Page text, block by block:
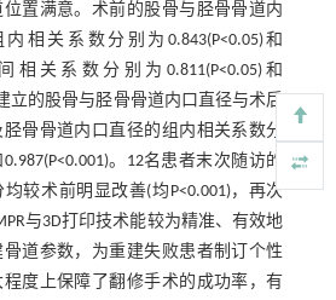
置满意。术前的股骨与胫骨骨道内
相关系数分别为0.843(P<0.05)和
间相关系数分别为0.811(P<0.05)和
立的股骨与胫骨骨道内口直径与术后
骨骨道内口直径的组内相关系数分
。12名患者末次随访的
较术前明显改善(均P<0.001)，再次
与3D打印技术能较为精准、有效地
道参数，为重建失败患者制订个性
度上保障了翻修手术的成功率，有